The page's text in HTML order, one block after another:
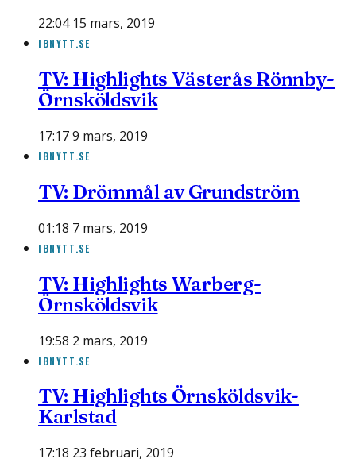
22:04 15 mars, 2019
IBNYTT.SE
TV: Highlights Västerås Rönnby-
Örnsköldsvik
17:17 9 mars, 2019
IBNYTT.SE
TV: Drömmål av Grundström
01:18 7 mars, 2019
IBNYTT.SE
TV: Highlights Warberg-
Örnsköldsvik
19:58 2 mars, 2019
IBNYTT.SE
TV: Highlights Örnsköldsvik-
Karlstad
17:18 23 februari, 2019